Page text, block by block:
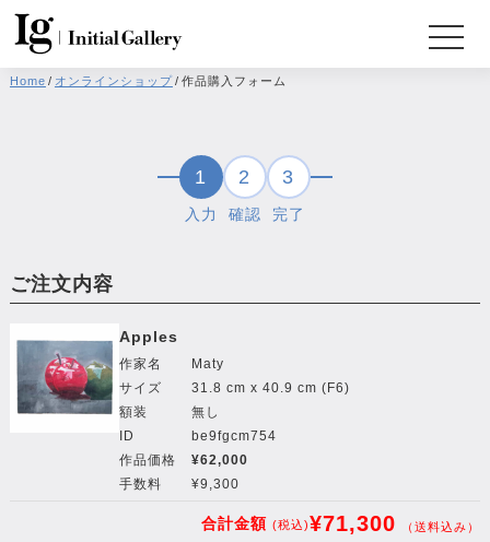
Home / オンラインショップ/ 作品購入フォーム
1
入力
2
確認
3
完了
ご注文内容
Apples
作家名
Maty
サイズ
31.8 cm x 40.9 cm (F6)
額装
無し
ID
be9fgcm754
作品価格
¥62,000
手数料
¥9,300
合計金額 (税込)¥71,300 （送料込み）